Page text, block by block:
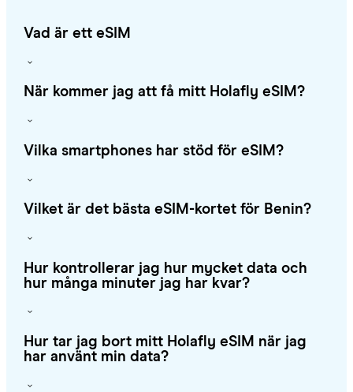
Vad är ett eSIM
När kommer jag att få mitt Holafly eSIM?
Vilka smartphones har stöd för eSIM?
Vilket är det bästa eSIM-kortet för Benin?
Hur kontrollerar jag hur mycket data och
hur många minuter jag har kvar?
Hur tar jag bort mitt Holafly eSIM när jag
har använt min data?